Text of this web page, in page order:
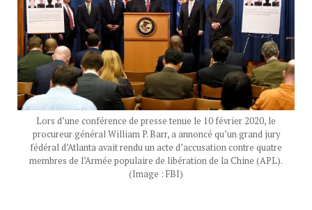
Lors d’une conférence de presse tenue le 10 février 2020, le
procureur général William P. Barr, a annoncé qu’un grand jury
fédéral d’Atlanta avait rendu un acte d’accusation contre quatre
membres de l’Armée populaire de libération de la Chine (APL).
(Image : FBI)